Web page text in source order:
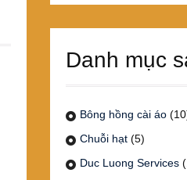
Danh mục
Bông hồng cài áo
Chuỗi hạt (5)
Duc Luong Services